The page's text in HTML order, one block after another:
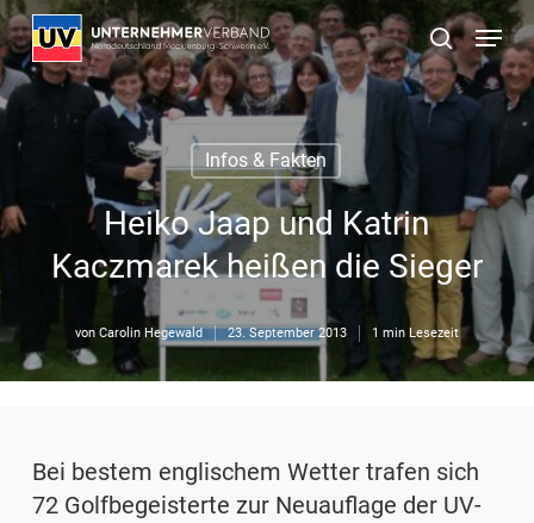
Skip
to
main
content
suchen
Menu
Infos & Fakten
Heiko Jaap und Katrin
Kaczmarek heißen die Sieger
von Carolin Hegewald 23. September 2013 1 min Lesezeit
Bei bestem englischem Wetter trafen sich
72 Golfbegeisterte zur Neuauflage der UV-